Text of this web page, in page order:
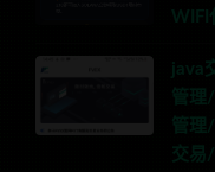
WIFI
java
管理
管理
交易